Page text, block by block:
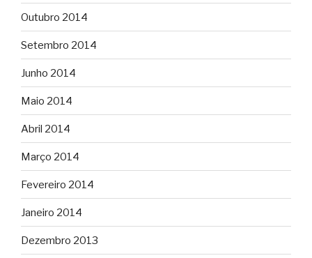
Outubro 2014
Setembro 2014
Junho 2014
Maio 2014
Abril 2014
Março 2014
Fevereiro 2014
Janeiro 2014
Dezembro 2013